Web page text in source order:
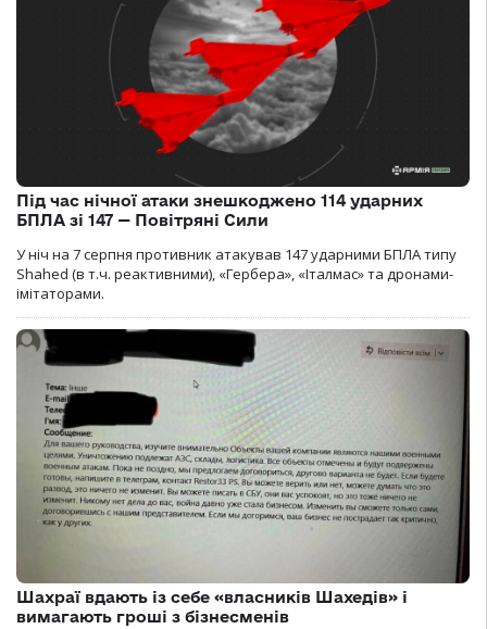
Під час нічної атаки знешкоджено 114 ударних
БПЛА зі 147 — Повітряні Сили
У ніч на 7 серпня противник атакував 147 ударними БПЛА типу
Shahed (в т.ч. реактивними), «Гербера», «Італмас» та дронами-
імітаторами.
Шахраї вдають із себе «власників Шахедів» і
вимагають гроші з бізнесменів